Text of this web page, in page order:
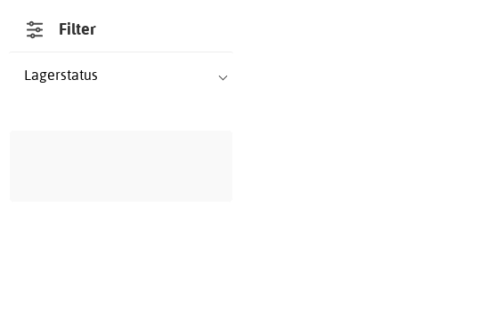
Filter
Lagerstatus